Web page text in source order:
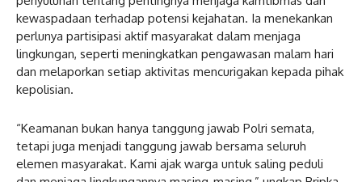
kewaspadaan terhadap potensi kejahatan. Ia menekankan
perlunya partisipasi aktif masyarakat dalam menjaga
lingkungan, seperti meningkatkan pengawasan malam hari
dan melaporkan setiap aktivitas mencurigakan kepada pihak
kepolisian.
“Keamanan bukan hanya tanggung jawab Polri semata,
tetapi juga menjadi tanggung jawab bersama seluruh
elemen masyarakat. Kami ajak warga untuk saling peduli